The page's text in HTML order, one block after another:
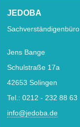
JEDOBA
Sachverständigenbüro
Jens Bange
Schulstraße 17a
42653 Solingen
Tel.: 0212 - 232 88 63
info@jedoba.de